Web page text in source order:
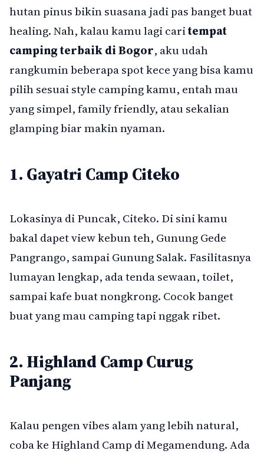
hutan pinus bikin suasana jadi pas banget buat
healing. Nah, kalau kamu lagi caritempat
camping terbaik di Bogor, aku udah
rangkumin beberapa spot kece yang bisa kamu
pilih sesuai style camping kamu, entah mau
yang simpel, family friendly, atau sekalian
glamping biar makin nyaman.
1. Gayatri Camp Citeko
Lokasinya di Puncak, Citeko. Di sini kamu
bakal dapet view kebun teh, Gunung Gede
Pangrango, sampai Gunung Salak. Fasilitasnya
lumayan lengkap, ada tenda sewaan, toilet,
sampai kafe buat nongkrong. Cocok banget
buat yang mau camping tapi nggak ribet.
2. Highland Camp Curug
Panjang
Kalau pengen vibes alam yang lebih natural,
coba ke Highland Camp di Megamendung. Ada